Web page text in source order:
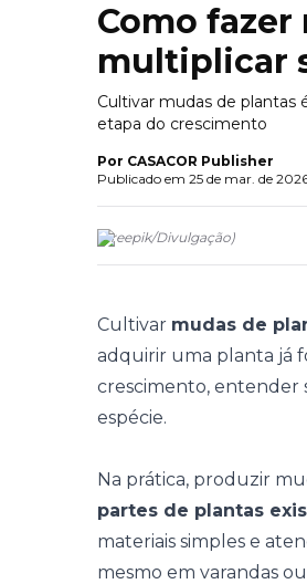
Como
multiplicar
Cultivar mudas de plantas
etapa do crescimento
Por CASACOR Publisher
Publicado em 25 de mar. de
(Freepik/Divulgação)
Cultivar mudas de
adquirir uma planta já
crescimento, entender
espécie.
Na prática, produzir
partes de plantas
materiais simples e
mesmo em varandas ou